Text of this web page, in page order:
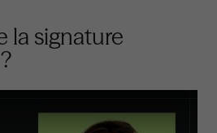
la signature